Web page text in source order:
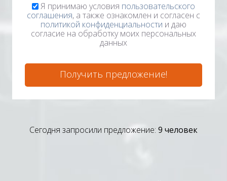
Я принимаю условия пользовательского
соглашения, а также ознакомлен и согласен с
политикой конфиденциальности и даю
согласие на обработку моих персональных
данных
Получить предложение!
Сегодня запросили предложение: 9 человек